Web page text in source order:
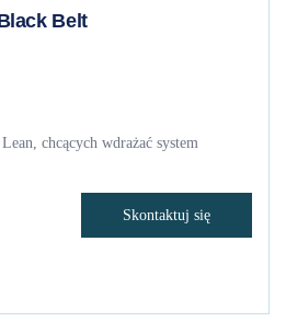
Belt
chcących wdrażać system
Skontaktuj się